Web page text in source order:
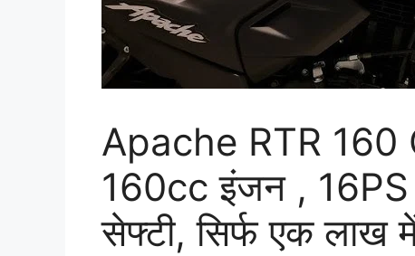
Apache RTR 160
160cc इंजन ,
सेफ्टी, सिर्फ एक लाख